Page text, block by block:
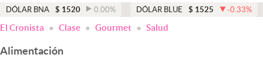
Economía y Política
Finanzas y Mercados
Mercados Online
DÓLAR BNA $ 1520 0.00% DÓLAR BLUE $ 1525 -0.33%
El Cronista Clase Gourmet Salud
Alimentación